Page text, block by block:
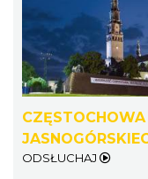
ODSŁUCHAJ